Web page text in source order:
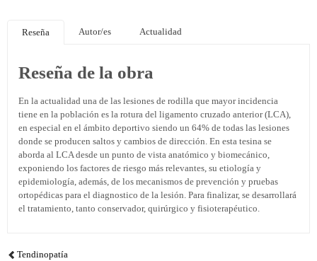
Reseña Autor/es Actualidad
Reseña de la obra
En la actualidad una de las lesiones de rodilla que mayor incidencia
tiene en la población es la rotura del ligamento cruzado anterior (LCA),
en especial en el ámbito deportivo siendo un 64% de todas las lesiones
donde se producen saltos y cambios de dirección. En esta tesina se
aborda al LCA desde un punto de vista anatómico y biomecánico,
exponiendo los factores de riesgo más relevantes, su etiología y
epidemiología, además, de los mecanismos de prevención y pruebas
ortopédicas para el diagnostico de la lesión. Para finalizar, se desarrollará
el tratamiento, tanto conservador, quirúrgico y fisioterapéutico.
Tendinopatía